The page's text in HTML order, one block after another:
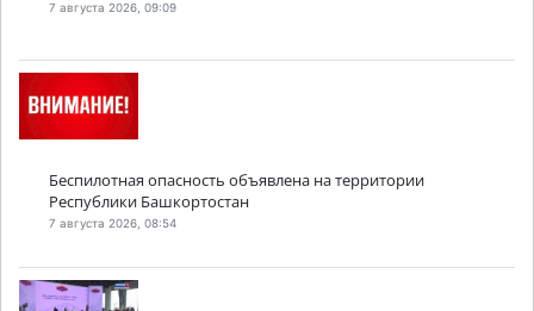
7 августа 2026, 09:09
Беспилотная опасность объявлена на территории
Республики Башкортостан
7 августа 2026, 08:54